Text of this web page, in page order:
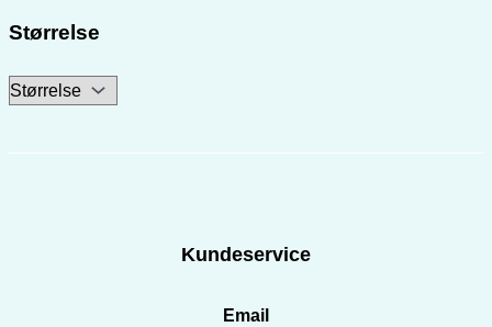
Størrelse
Kundeservice
Email